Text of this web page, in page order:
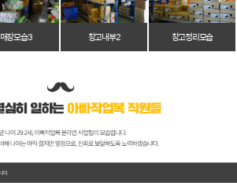
매장 모습 3 창고 내부 2 창고 정리 모습